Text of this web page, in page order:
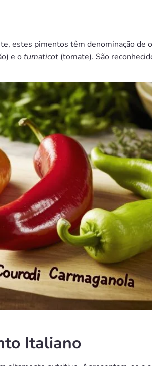
estes pimentos têm denominação
e otumaticot (tomate). São
Italiano